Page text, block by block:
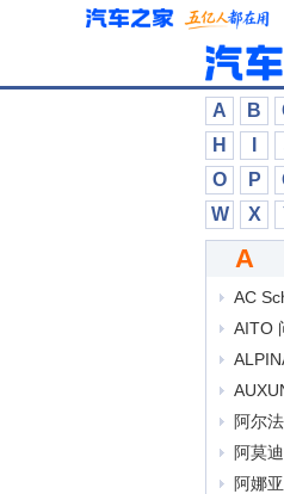
A B
H
O
P
W
X
A
AC
AITO
阿尔
阿莫
阿娜亚
A